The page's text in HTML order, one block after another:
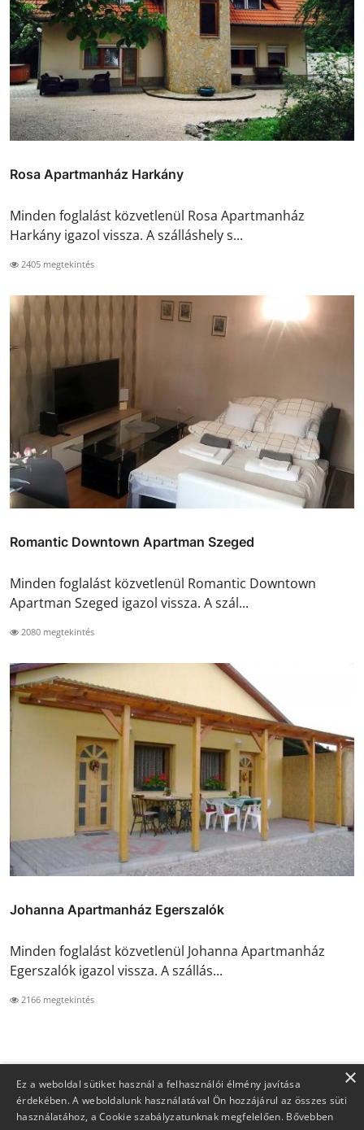
Rosa Apartmanház Harkány
Minden foglalást közvetlenül Rosa Apartmanház
Harkány igazol vissza. A szálláshely s...
2405 megtekintés
Romantic Downtown Apartman Szeged
Minden foglalást közvetlenül Romantic Downtown
Apartman Szeged igazol vissza. A szál...
2080 megtekintés
Johanna Apartmanház Egerszalók
Minden foglalást közvetlenül Johanna Apartmanház
Egerszalók igazol vissza. A szállás...
2166 megtekintés
×
Ez a weboldal sütiket használ a felhasználói élmény javítása
érdekében. A weboldalunk használatával Ön hozzájárul az összes süti
használatához, a Cookie szabályzatunknak megfelelően. Bővebben